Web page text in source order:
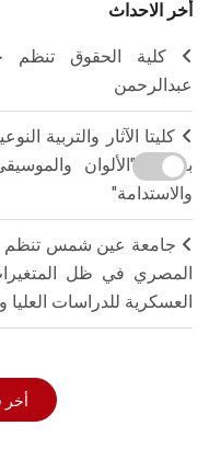
أخر الاحداث
كلية الحقوق تنظم
عبدالرحمن
كليتا الآثار والتربية
بعنوان "الألوان
والاستدامة"
جامعة عين شمس تنظم
المصري في ظل
العسكرية للدراسات العليا
أخر